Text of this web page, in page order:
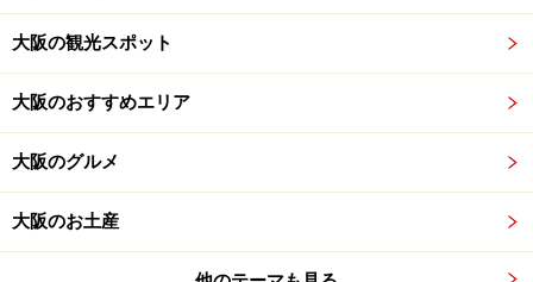
大阪の観光スポット
大阪のおすすめエリア
大阪のグルメ
大阪のお土産